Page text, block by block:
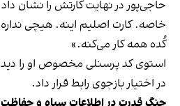
حاجی‌پور در نهایت کارتش را نشان
خاصه. کارت اصلیم اینه. هیچی
کُده همه کار می‌کنه.»
استوی کد پرسنلی مخصوص‌ او را
در اختیار بازجوی رابط قرار داد.